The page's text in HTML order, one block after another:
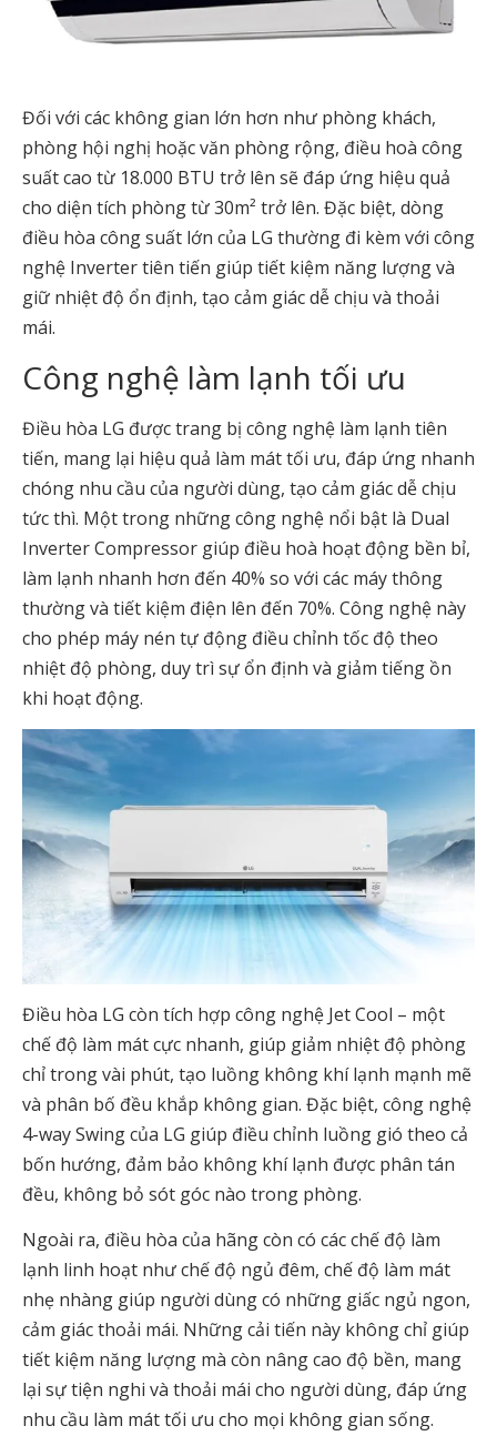
Đối với các không gian lớn hơn như phòng khách,
phòng hội nghị hoặc văn phòng rộng, điều hoà công
suất cao từ 18.000 BTU trở lên sẽ đáp ứng hiệu quả
cho diện tích phòng từ 30m² trở lên. Đặc biệt, dòng
điều hòa công suất lớn của LG thường đi kèm với công
nghệ Inverter tiên tiến giúp tiết kiệm năng lượng và
giữ nhiệt độ ổn định, tạo cảm giác dễ chịu và thoải
mái.
Công nghệ làm lạnh tối ưu
Điều hòa LG được trang bị công nghệ làm lạnh tiên
tiến, mang lại hiệu quả làm mát tối ưu, đáp ứng nhanh
chóng nhu cầu của người dùng, tạo cảm giác dễ chịu
tức thì. Một trong những công nghệ nổi bật là Dual
Inverter Compressor giúp điều hoà hoạt động bền bỉ,
làm lạnh nhanh hơn đến 40% so với các máy thông
thường và tiết kiệm điện lên đến 70%. Công nghệ này
cho phép máy nén tự động điều chỉnh tốc độ theo
nhiệt độ phòng, duy trì sự ổn định và giảm tiếng ồn
khi hoạt động.
Điều hòa LG còn tích hợp công nghệ Jet Cool – một
chế độ làm mát cực nhanh, giúp giảm nhiệt độ phòng
chỉ trong vài phút, tạo luồng không khí lạnh mạnh mẽ
và phân bố đều khắp không gian. Đặc biệt, công nghệ
4-way Swing của LG giúp điều chỉnh luồng gió theo cả
bốn hướng, đảm bảo không khí lạnh được phân tán
đều, không bỏ sót góc nào trong phòng.
Ngoài ra, điều hòa của hãng còn có các chế độ làm
lạnh linh hoạt như chế độ ngủ đêm, chế độ làm mát
nhẹ nhàng giúp người dùng có những giấc ngủ ngon,
cảm giác thoải mái. Những cải tiến này không chỉ giúp
tiết kiệm năng lượng mà còn nâng cao độ bền, mang
lại sự tiện nghi và thoải mái cho người dùng, đáp ứng
nhu cầu làm mát tối ưu cho mọi không gian sống.